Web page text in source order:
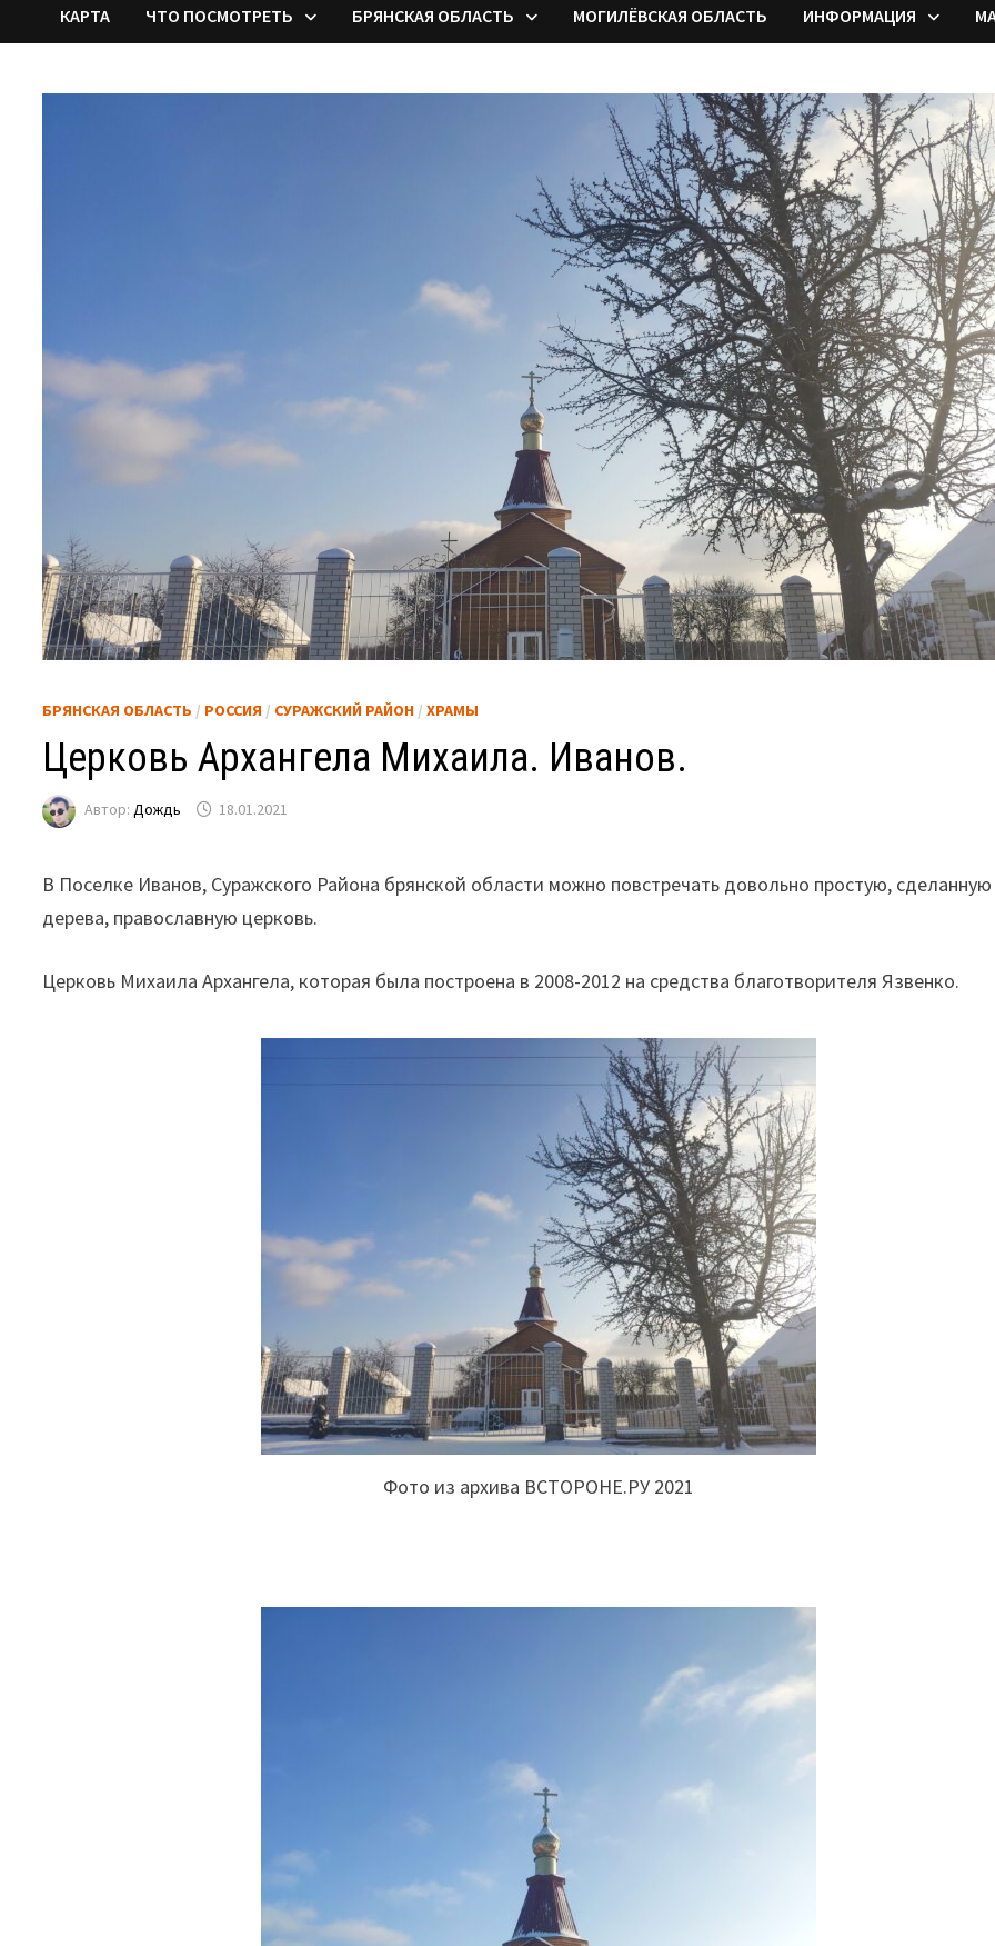
КАРТА ЧТО ПОСМОТРЕТЬ БРЯНСКАЯ ОБЛАСТЬ МОГИЛЁВСКАЯ ОБЛАСТЬ ИНФОРМАЦИЯ
БРЯНСКАЯ ОБЛАСТЬ / РОССИЯ / СУРАЖСКИЙ РАЙОН /ХРАМЫ
Церковь Архангела Михаила. Иванов.
Автор:Дождь 18.01.2021
В Поселке Иванов, Суражского Района брянской области можно повстречать довольно простую,
дерева, православную церковь.
Церковь Михаила Архангела, которая была построена в 2008-2012 на средства благотворителя Язвенко.
Фото из архива ВСТОРОНЕ.РУ 2021